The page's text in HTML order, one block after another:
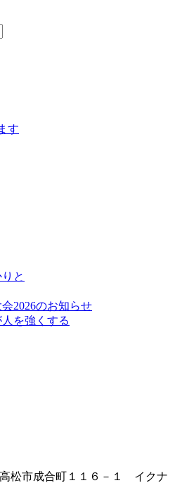
す
と
2026のお知らせ
を強くする
松市成合町１１６－１ イクナ